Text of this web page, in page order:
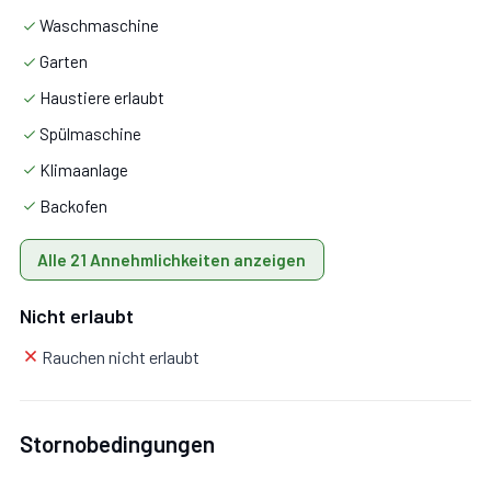
Schlafzimmer 1:
Klimaanlage.
Badezimmer:Waschbecken, WC, Bidet, Dusche, WiFi
Internet.
Waschmaschine
Garten
Haustiere erlaubt
Spülmaschine
Klimaanlage
Backofen
Alle 21 Annehmlichkeiten anzeigen
Nicht erlaubt
Rauchen nicht erlaubt
Stornobedingungen